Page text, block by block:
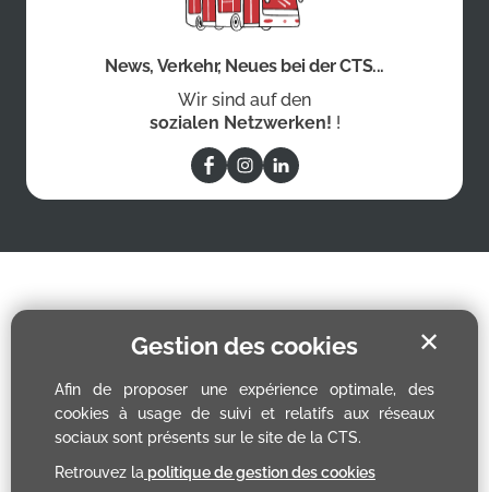
Gestion des cookies
Afin de proposer une expérience optimale, des
cookies à usage de suivi et relatifs aux réseaux
sociaux sont présents sur le site de la CTS.
Retrouvez la politique de gestion des cookies
✕
News, Verkehr, Neues bei der CTS...
Wir sind auf den
sozialen Netzwerken! !